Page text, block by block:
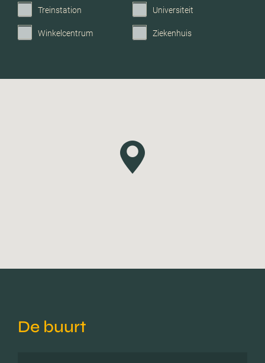
Garage
Treinstation Universiteit
Winkelcentrum Ziekenhuis
De buurt